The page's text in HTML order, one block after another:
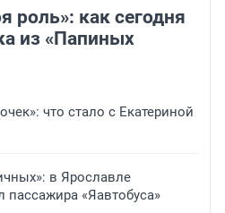
роль»: как сегодня
из «Папиных
что стало с Екатериной
в Ярославле
пассажира «Яавтобуса»